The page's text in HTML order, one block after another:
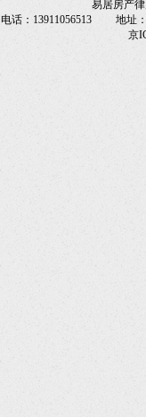
易居房产
电话：13911056513 地址：
京